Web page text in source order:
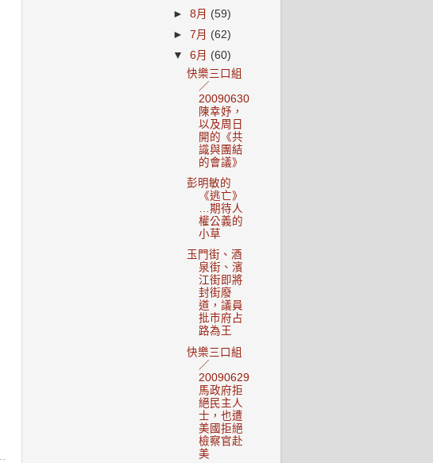
►8月 (59)
►7月 (62)
▼6月 (60)
快樂三口組
／
20090630
陳幸妤，
以及周日
開的《共
識與團結
的會議》
彭明敏的
《逃亡》
…期待人
權公義的
小草
玉門街、酒
泉街、濱
江街即將
封街廢
道，議員
批市府占
路為王
快樂三口組
／
20090629
馬政府拒
絕民主人
士，也遭
美國拒絕
檢察官赴
美